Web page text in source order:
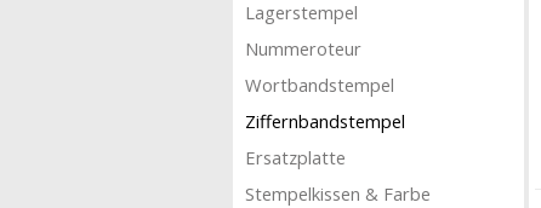
Lagerstempel
Nummeroteur
Wortbandstempel
Ziffernbandstempel
Ersatzplatte
Stempelkissen & Farbe